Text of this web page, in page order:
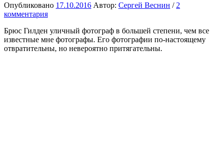
Опубликовано 17.10.2016 Автор: Сергей Веснин / 2
комментария
Брюс Гилден уличный фотограф в большей степени, чем все
известные мне фотографы. Его фотографии по-настоящему
отвратительны, но невероятно притягательны.